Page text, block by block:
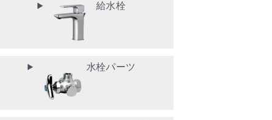
給水栓
水栓パーツ